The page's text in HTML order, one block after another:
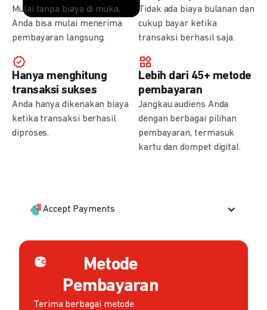
Mulai tanpa biaya di muka,
Anda bisa mulai menerima
pembayaran langsung.
Tidak ada biaya bulanan dan
cukup bayar ketika
transaksi berhasil saja.
Hanya menghitung
transaksi sukses
Anda hanya dikenakan biaya
ketika transaksi berhasil
diproses.
Lebih dari 45+ metode
pembayaran
Jangkau audiens Anda
dengan berbagai pilihan
pembayaran, termasuk
kartu dan dompet digital.
Accept Payments
Metode
Pembayaran
Terima berbagai metode